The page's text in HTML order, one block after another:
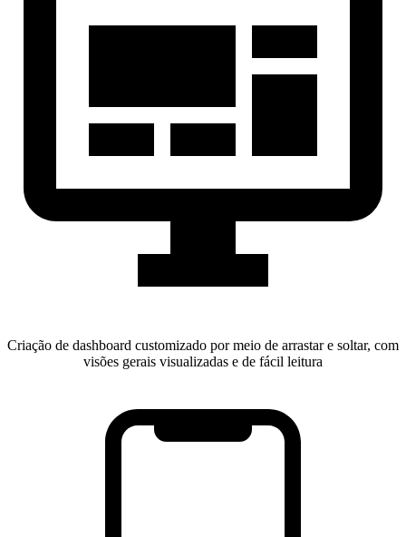
Criação de dashboard customizado por meio de arrastar e soltar, com
visões gerais visualizadas e de fácil leitura